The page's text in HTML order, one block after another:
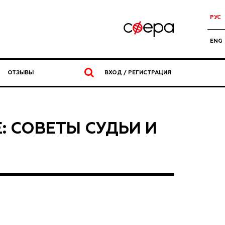
РУС
ENG
ОТЗЫВЫ ВХОД / РЕГИСТРАЦИЯ
СОВЕТЫ СУДЬИ И